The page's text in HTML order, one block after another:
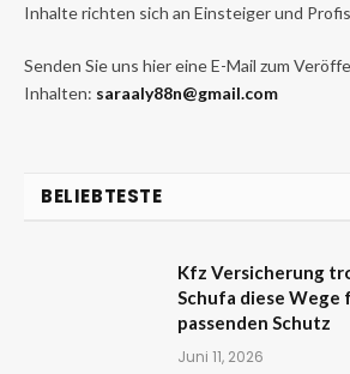
Inhalte richten sich an Einsteiger und
Senden Sie uns hier eine E-Mail zum
Inhalten: saraaly88n@gmail.com
BELIEBTESTE
Kfz Versicherung
Schufa diese Wege
passenden Schutz
Juni 11, 2026